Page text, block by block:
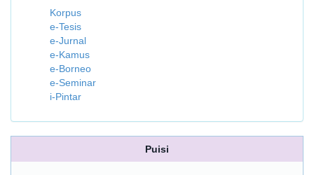
Korpus
e-Tesis
e-Jurnal
e-Kamus
e-Borneo
e-Seminar
i-Pintar
Puisi